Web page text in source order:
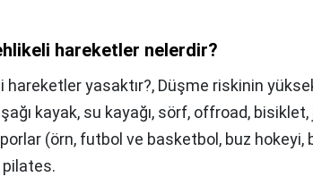
hareketler nelerdir?
hareketler yasaktır?, Düşme riskinin
kayak, su kayağı, sörf, offroad,
(örn, futbol ve basketbol, buz hokeyi,
pilates.